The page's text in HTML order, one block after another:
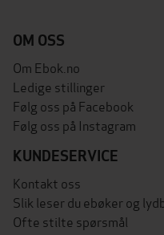
OM OSS
Om Ebok.no
Ledige stillinger
Følg oss på Facebook
Følg oss på Instagram
KUNDESERVICE
Kontakt oss
Slik leser du ebøker og
Ofte stilte spørsmål